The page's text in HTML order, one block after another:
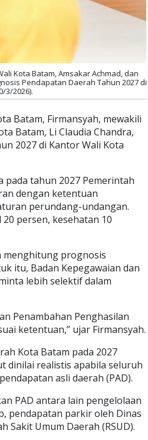
Kota Batam, Amsakar Achmad, dan
Pendapatan Daerah Tahun 2027 di
3/2026).
Batam, Firmansyah, mewakili
Batam, Li Claudia Chandra,
2027 di Kantor Wali Kota
pada tahun 2027 Pemerintah
dengan ketentuan
perundang-undangan.
persen, kesehatan 10
menghitung prognosis
itu, Badan Kepegawaian dan
lebih selektif dalam
Penambahan Penghasilan
ketentuan,” ujar Firmansyah.
Kota Batam pada 2027
dinilai realistis apabila seluruh
asli daerah (PAD).
PAD antara lain pengelolaan
pendapatan parkir oleh Dinas
Sakit Umum Daerah (RSUD).